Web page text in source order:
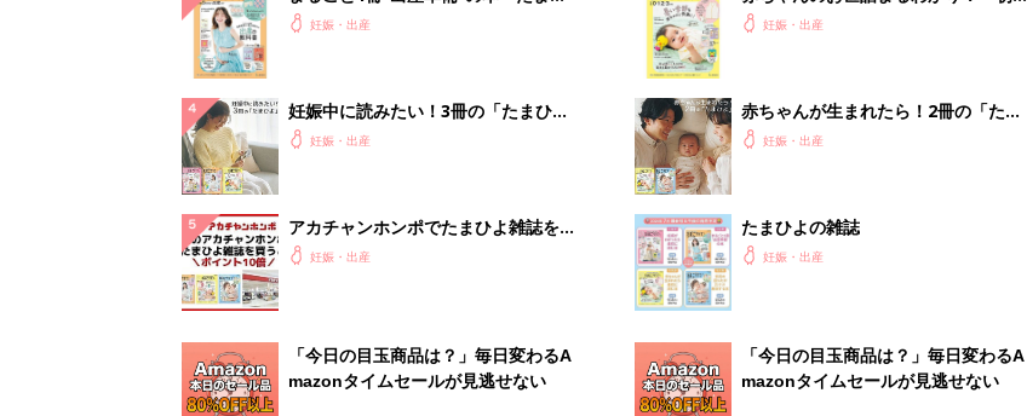
クラブ 夏号』〈スペシャル大特集〉
妊娠・出産
妊娠中に読みたい！3冊の「たまひ
よ」妊娠・出産
アカチャンホンポでたまひよ雑誌を買
うとポイント10倍【期間限定】
妊娠・出産
「今日の目玉商品は？」毎日変わるA
mazonタイムセールが見逃せない
てのひよこクラブ 夏号』〈巻頭大特
妊娠・出産
赤ちゃんが生まれたら！2冊の「たま
ひよ」
妊娠・出産
たまひよの雑誌
妊娠・出産
「今日の目玉商品は？」毎日変わるA
mazonタイムセールが見逃せない